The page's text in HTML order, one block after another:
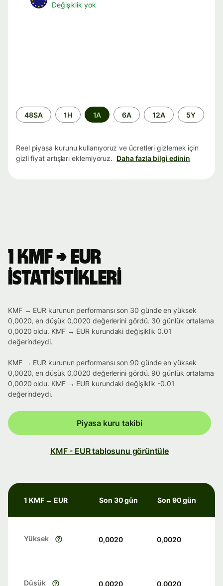
Değişiklik yok
Zaman
aralığı
48SA 1H 1A 6A 12A 5Y
Reel piyasa kurunu kullanıyoruz ve ücretleri gizlemek için
gizli fiyat artışları eklemiyoruz. Daha fazla bilgi edinin
1 KMF → EUR
istatistikleri
KMF → EUR kurunun performansı son 30 günde en yüksek
0,0020, en düşük 0,0020 değerlerini gördü. 30 günlük ortalama
0,0020 oldu. KMF → EUR kurundaki değişiklik 0.01
değerindeydi.
KMF → EUR kurunun performansı son 90 günde en yüksek
0,0020, en düşük 0,0020 değerlerini gördü. 90 günlük ortalama
0,0020 oldu. KMF → EUR kurundaki değişiklik -0.01
değerindeydi.
Piyasa kuru takibi
KMF - EUR tablosunu görüntüle
1 KMF → EUR Son 30 gün Son 90 gün
Yüksek 0,0020 0,0020
Düşük 0,0020 0,0020